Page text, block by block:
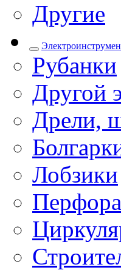
Другие
Рубанки
Другой
Дрели,
Лобзики